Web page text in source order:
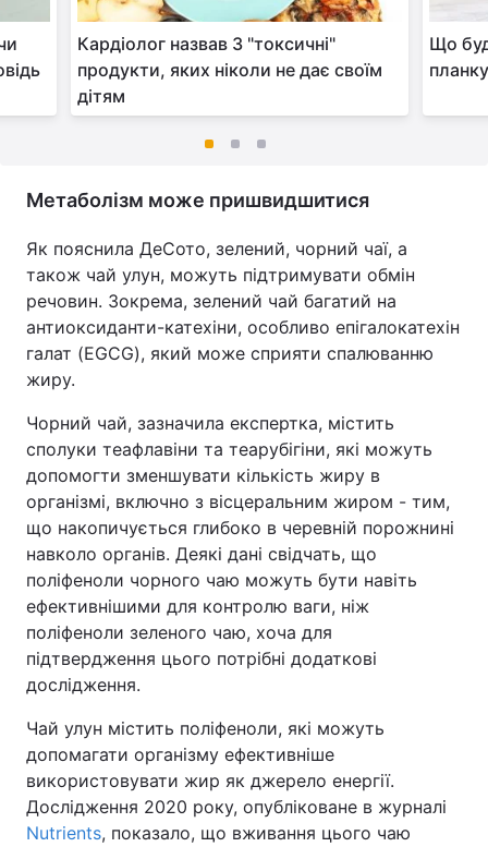
Кардіолог назвав 3 "токсичні"
продукти, яких ніколи не дає своїм
дітям
Що
Метаболізм може пришвидшитися
Як пояснила ДеСото, зелений, чорний чаї, а
також чай улун, можуть підтримувати обмін
речовин. Зокрема, зелений чай багатий на
антиоксиданти-катехіни, особливо епігалокатехін
галат (EGCG), який може сприяти спалюванню
жиру.
Чорний чай, зазначила експертка, містить
сполуки теафлавіни та теарубігіни, які можуть
допомогти зменшувати кількість жиру в
організмі, включно з вісцеральним жиром - тим,
що накопичується глибоко в черевній порожнині
навколо органів. Деякі дані свідчать, що
поліфеноли чорного чаю можуть бути навіть
ефективнішими для контролю ваги, ніж
поліфеноли зеленого чаю, хоча для
підтвердження цього потрібні додаткові
дослідження.
Чай улун містить поліфеноли, які можуть
допомагати організму ефективніше
використовувати жир як джерело енергії.
Дослідження 2020 року, опубліковане в журналі
Nutrients, показало, що вживання цього чаю